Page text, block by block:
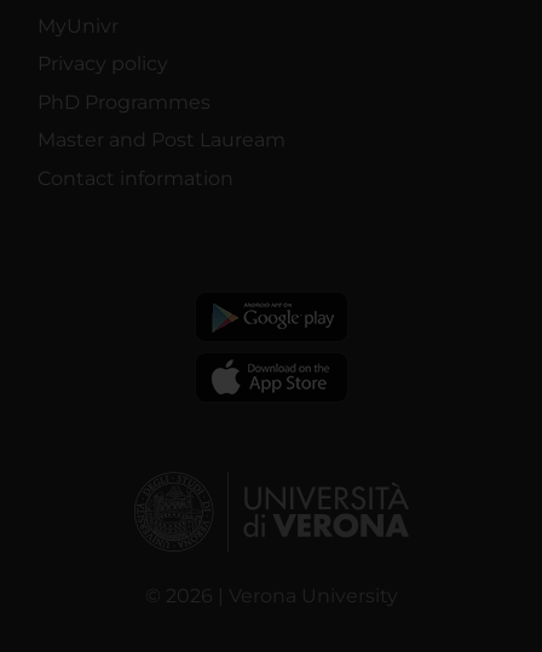
MyUnivr
Privacy policy
PhD Programmes
Master and Post Lauream
Contact information
© 2026 | Verona University